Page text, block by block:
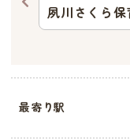
夙川さくら保
最寄り駅